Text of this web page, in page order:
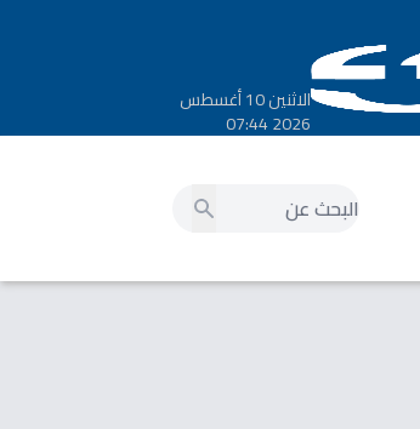
الاثنين 10 أغسطس
2026 07:44